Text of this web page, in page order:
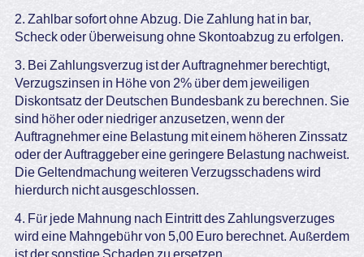
2. Zahlbar sofort ohne Abzug. Die Zahlung hat in bar,
Scheck oder Überweisung ohne Skontoabzug zu erfolgen.
3. Bei Zahlungsverzug ist der Auftragnehmer berechtigt,
Verzugszinsen in Höhe von 2% über dem jeweiligen
Diskontsatz der Deutschen Bundesbank zu berechnen. Sie
sind höher oder niedriger anzusetzen, wenn der
Auftragnehmer eine Belastung mit einem höheren Zinssatz
oder der Auftraggeber eine geringere Belastung nachweist.
Die Geltendmachung weiteren Verzugsschadens wird
hierdurch nicht ausgeschlossen.
4. Für jede Mahnung nach Eintritt des Zahlungsverzuges
wird eine Mahngebühr von 5,00 Euro berechnet. Außerdem